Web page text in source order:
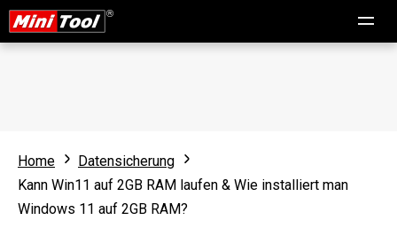
Home
Datensicherung
Kann Win11 auf 2GB RAM laufen & Wie installiert man
Windows 11 auf 2GB RAM?